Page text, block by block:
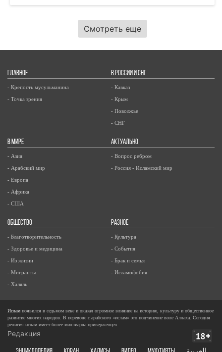
Смотреть еще
ГЛАВНОЕ
- Крепость мусульманина
- Точка зрения
В РОССИИ И СНГ
- Кавказ
- Крым
- Поволжье
- СНГ
В МИРЕ
- Азия
- Арабский мир
- Европа
- Африка
- США
АКТУАЛЬНО
- Вопрос ребром
- Россия - Исламский мир
ОБЩЕСТВО
- Благотворительность
- Здоровье и медицина
- Из жизни
- Мигранты
- Халяль
РАЗНОЕ
- Культура
- События
- Брак и семья
- Исламофобия
Ислам появился в седьмом веке и оказал огромное влияние на историю, культуру и общественное
развитие многих народов. В переводе с арабского «ислам» это подчинение воле Аллаха. Сегодня
религия ислам имеет более миллиарда приверженцев.
Редакция